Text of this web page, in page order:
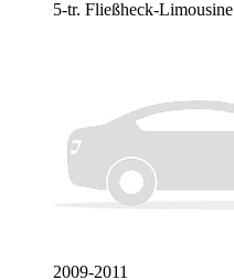
5-tr. Fließheck-Limousine
2009-2011